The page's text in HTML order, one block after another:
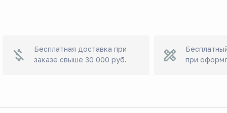
Бесплатная доставка при
заказе свыше 30 000 руб.
при